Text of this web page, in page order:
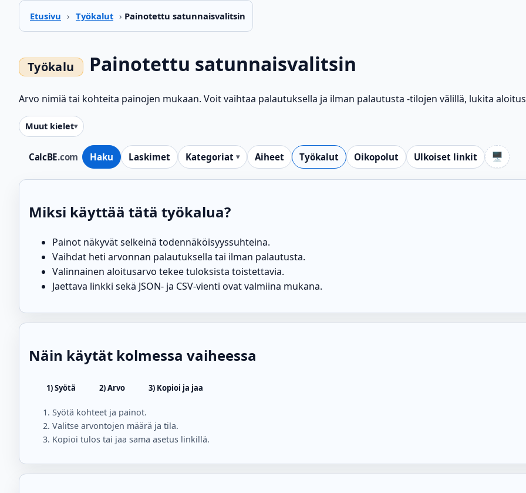
Etusivu › Työkalut › Painotettu satunnaisvalitsin
CalcBE.com Haku Laskimet Kategoriat Aiheet Työkalut Oikopolut Ulkoiset linkit 🖥️
Painotettu satunnaisvalitsin
Arvo nimiä tai kohteita painojen mukaan. Voit vaihtaa palautuksella ja ilman palautusta -tilojen välillä, lukita
Muut kielet
Miksi käyttää tätä työkalua?
Painot näkyvät selkeinä todennäköisyyssuhteina.
Vaihdat heti arvonnan palautuksella tai ilman palautusta.
Valinnainen aloitusarvo tekee tuloksista toistettavia.
Jaettava linkki sekä JSON- ja CSV-vienti ovat valmiina mukana.
Näin käytät kolmessa vaiheessa
1) Syötä 2) Arvo 3) Kopioi ja jaa
Syötä kohteet ja painot.
Valitse arvontojen määrä ja tila.
Kopioi tulos tai jaa sama asetus linkillä.